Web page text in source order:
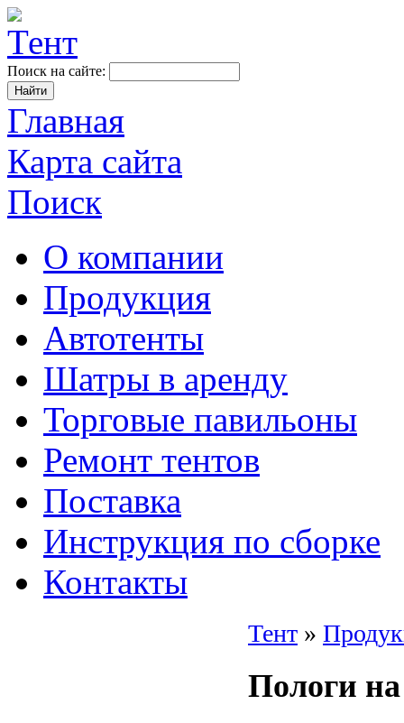
Поиск на сайте:
Главная
Карта сайта
Поиск
О компании
Продукция
Автотенты
Шатры в аренду
Торговые павильоны
Ремонт тентов
Поставка
Инструкция по сборке
Контакты
Тент »
Пологи